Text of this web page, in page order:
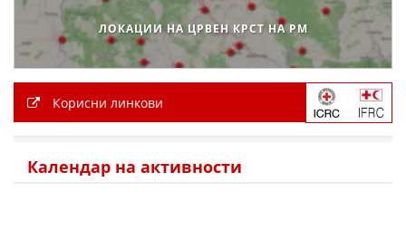
ЕДУКАТИВНО ИНФОРМАТИВНИ МАТЕРИЈАЛИ
БРОШУРИ
ЛОКАЦИИ НА ЦРВЕН КРСТ НА РМ
Корисни линкови
Календар на активности